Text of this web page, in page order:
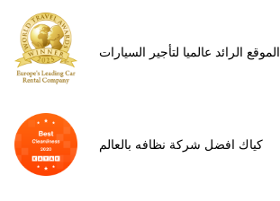
الموقع الرائد عالميا لتأجير السيارات
كياك افضل شركة نظافه بالعالم